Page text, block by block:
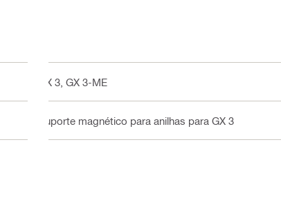
GX 3, GX 3-ME
Suporte magnético para anilhas para GX 3